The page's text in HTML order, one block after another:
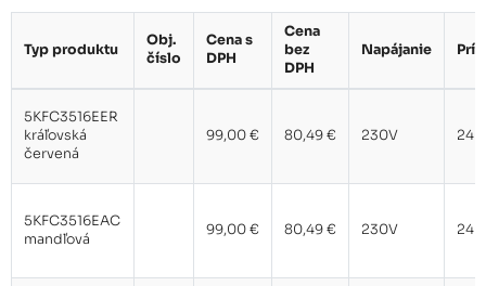
Typ produktu
Obj.
číslo
Cena s
DPH
Cena
bez
DPH
Napájanie
5KFC3516EER
kráľovská
červená
99,00 € 80,49 € 230V 240
5KFC3516EAC
mandľová
99,00 € 80,49 € 230V 240